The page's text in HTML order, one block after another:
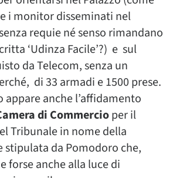
i monitor disseminati nel
requie né senso rimandano
‘Udinza Facile’?) e sul
da Telecom, senza un
di 33 armadi e 1500 prese.
anche l’affidamento
di Commercioper il
Tribunale in nome della
stipulata da Pomodoro che,
forse anche alla luce di